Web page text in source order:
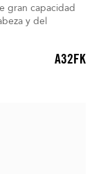
gran capacidad
y del
A32FK